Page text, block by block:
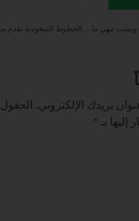
بريدك الإلكتروني.
الحقول
إليها بـ
*